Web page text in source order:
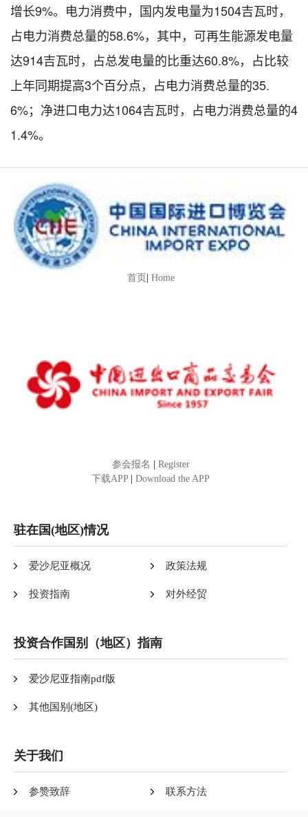
增长9%。电力消费中，国内发电量为1504吉瓦时，
占电力消费总量的58.6%，其中，可再生能源发电量
达914吉瓦时，占总发电量的比重达60.8%，占比较
上年同期提高3个百分点，占电力消费总量的35.
6%；净进口电力达1064吉瓦时，占电力消费总量的4
1.4%。
首页| Home
参会报名
Register
下载APP
Download the APP
驻在国(地区)情况
爱沙尼亚概况 政策法规
投资指南 对外经贸
投资合作国别（地区）指南
爱沙尼亚指南pdf版
其他国别(地区)
关于我们
参赞致辞 联系方法